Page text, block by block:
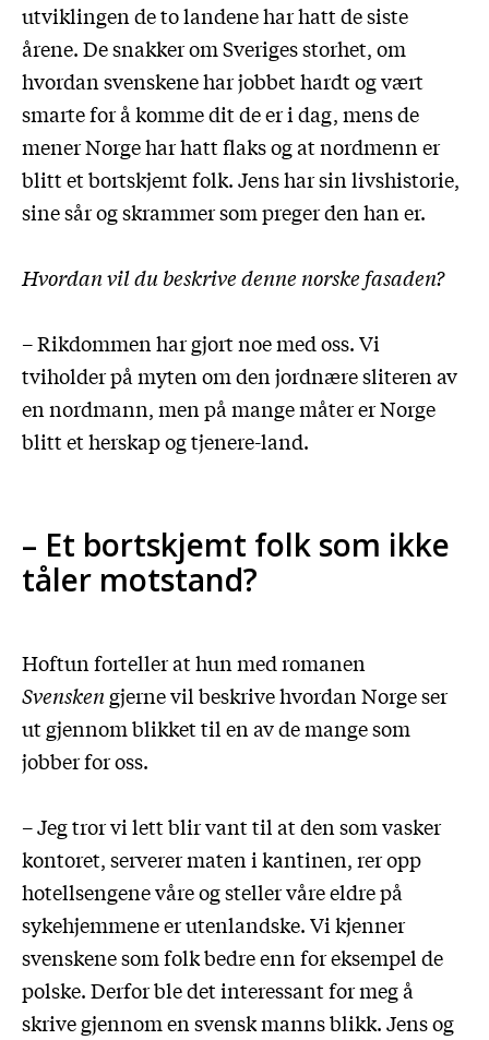
utviklingen de to landene har hatt de siste
årene. De snakker om Sveriges storhet, om
hvordan svenskene har jobbet hardt og vært
smarte for å komme dit de er i dag, mens de
mener Norge har hatt flaks og at nordmenn er
blitt et bortskjemt folk. Jens har sin livshistorie,
sine sår og skrammer som preger den han er.
Hvordan vil du beskrive denne norske fasaden?
– Rikdommen har gjort noe med oss. Vi
tviholder på myten om den jordnære sliteren av
en nordmann, men på mange måter er Norge
blitt et herskap og tjenere-land.
– Et bortskjemt folk som ikke
tåler motstand?
Hoftun forteller at hun med romanen
Svenskengjerne vil beskrive hvordan Norge ser
ut gjennom blikket til en av de mange som
jobber for oss.
– Jeg tror vi lett blir vant til at den som vasker
kontoret, serverer maten i kantinen, rer opp
hotellsengene våre og steller våre eldre på
sykehjemmene er utenlandske. Vi kjenner
svenskene som folk bedre enn for eksempel de
polske. Derfor ble det interessant for meg å
skrive gjennom en svensk manns blikk. Jens og